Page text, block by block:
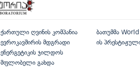
ქართული ღვინის კომპანია
ევროკავშირის მდგრადი
ენერგეტიკის ჯილდოს
მფლობელი გახდა
ბათუმმა
ის